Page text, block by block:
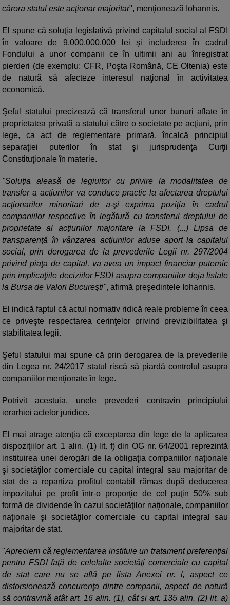
cărora statul este acţionar majoritar", menţionează Iohannis.
El spune că soluţia legislativă privind capitalul social al FSDI
în valoare de 9.000.000.000 lei şi includerea în cadrul
Fondului a unor companii ce în ultimii ani au înregistrat
pierderi (de exemplu: CFR, Poşta Română, CE Oltenia) este
de natură să afecteze interesul naţional în activitatea
economică.
Şeful statului precizează că transferul unor bunuri aflate în
proprietatea privată a statului către o societate pe acţiuni, prin
lege, ca act de reglementare primară, încalcă principiul
separaţiei puterilor în stat şi jurisprudenţa Curţii
Constituţionale în materie.
"Soluţia aleasă de legiuitor cu privire la modalitatea de
transfer a acţiunilor va conduce practic la afectarea dreptului
acţionarilor minoritari de a-şi exprima poziţia în cadrul
companiilor respective în legătură cu transferul dreptului de
proprietate al acţiunilor majoritare la FSDI. (...) Lipsa de
transparenţă în vânzarea acţiunilor aduse aport la capitalul
social, prin derogarea de la prevederile Legii nr. 297/2004
privind piaţa de capital, va avea un impact financiar puternic
prin implicaţiile deciziilor FSDI asupra companiilor deja listate
la Bursa de Valori Bucureşti", afirmă preşedintele Iohannis.
El indică faptul că actul normativ ridică reale probleme în ceea
ce priveşte respectarea cerinţelor privind previzibilitatea şi
stabilitatea legii.
Şeful statului mai spune că prin derogarea de la prevederile
din Legea nr. 24/2017 statul riscă să piardă controlul asupra
companiilor menţionate în lege.
Potrivit acestuia, unele prevederi contravin principiului
ierarhiei actelor juridice.
El mai atrage atenţia că exceptarea din lege de la aplicarea
dispoziţiilor art. 1 alin. (1) lit. f) din OG nr. 64/2001 reprezintă
instituirea unei derogări de la obligaţia companiilor naţionale
şi societăţilor comerciale cu capital integral sau majoritar de
stat de a repartiza profitul contabil rămas după deducerea
impozitului pe profit într-o proporţie de cel puţin 50% sub
formă de dividende în cazul societăţilor naţionale, companiilor
naţionale şi societăţilor comerciale cu capital integral sau
majoritar de stat.
"Apreciem că reglementarea instituie un tratament preferenţial
pentru FSDI faţă de celelalte societăţi comerciale cu capital
de stat care nu se află pe lista Anexei nr. l, aspect ce
distorsionează concurenţa dintre companii, aspect de natură
să contravină atât art. 16 alin. (1), cât şi art. 135 alin. (2) lit. a)